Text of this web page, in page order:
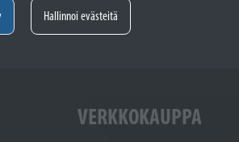
Hallinnoi evästeitä
kartalla
Myynti : (02)
VERKKOKAUPPA